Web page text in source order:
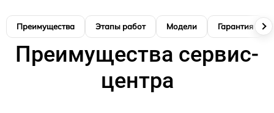
Преимущества Этапы работ Модели Гарантия
Преимущества сервис-
центра